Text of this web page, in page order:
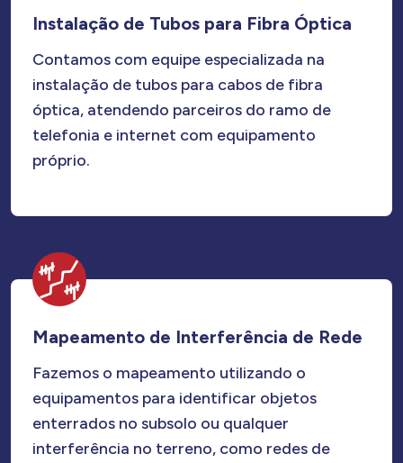
Instalação de Tubos para Fibra Óptica
Contamos com equipe especializada na
instalação de tubos para cabos de fibra
óptica, atendendo parceiros do ramo de
telefonia e internet com equipamento
próprio.
Mapeamento de Interferência de Rede
Fazemos o mapeamento utilizando o
equipamentos para identificar objetos
enterrados no subsolo ou qualquer
interferência no terreno, como redes de